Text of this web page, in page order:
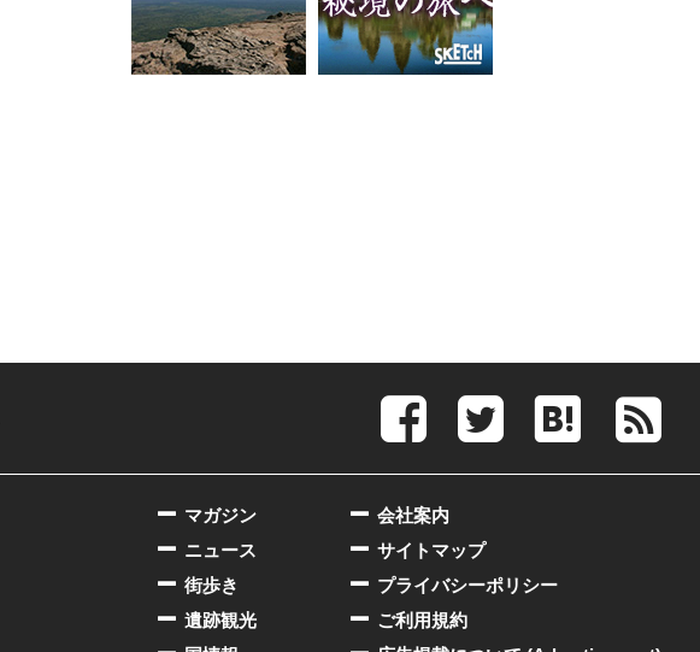
会社案内
サイトマップ
プライバシーポリシー
ご利用規約
マガジン
ニュース
街歩き
遺跡観光